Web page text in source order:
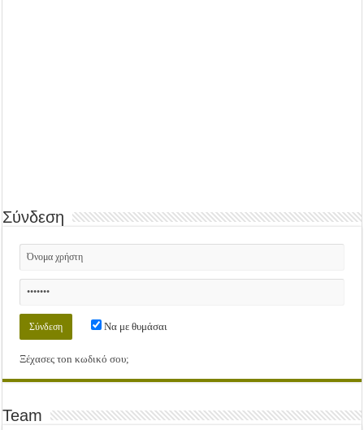
Σύνδεση
Να με θυμάσαι
Ξέχασες τοn κωδικό σου;
Team